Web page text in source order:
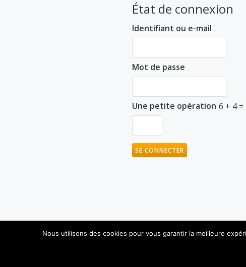
État de connexion
Identifiant ou e-mail
Mot de passe
Une petite opération 6 + 4 =
Nous utilisons des cookies pour vous garantir la meilleure